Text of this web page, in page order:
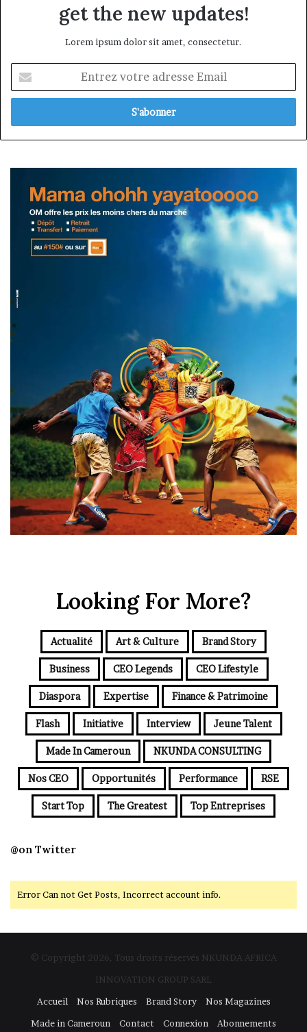
get the new updates!
Lorem ipsum dolor sit amet, consectetur.
votre
adresse
Looking For More?
Actualité Art & Culture Brand Story
Business CEO Legends CEO Lifestyle
Diaspora Expertise Finance & Patrimoine
Flash Initiative Interview Jeune Talent
Made In Cameroun NKUNDA CONSULTING
Nos CEO Opportunités Performance RSE
Start Top The Greatest Top Entreprises
@on Twitter
Error Can not Get Posts, Incorrect account info.
© Copyright 2026, Tous droits réservés NKUNDA AFRICA
INNOVATION GROUP SARL
Accueil
Nos Rubriques Brand Story
Nos Magazines
Made in Cameroun
Contact Connexion Abonnements